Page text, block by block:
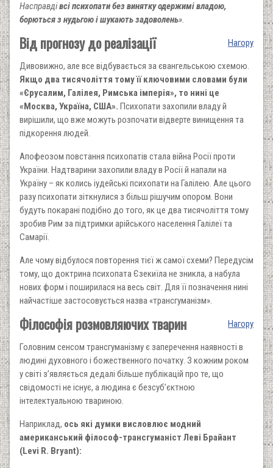
Насправдівсіпсихопати без винятку одержимі владою,
борються з нудьгою і шукають задоволень».
Нагору
Від прогнозу до реалізації
Дивовижно, але все відбувається за євангельською схемою.
Якщо два тисячоліття тому її ключовими словами були
«Єрусалим, Галілея, Римська імперія», то нині це
«Москва, Україна, США». Психопати захопили владу й
вирішили, що вже можуть розпочати відверте винищення та
підкорення людей.
Апофеозом повстання психопатів стала війна Росії проти
України. Надтварини захопили владу в Росії й напали на
Україну – як колись іудейські психопати на Галілею. Але цього
разу психопати зіткнулися з більш рішучим опором. Вони
будуть покарані подібно до того, як це два тисячоліття тому
зробив Рим за підтримки арійського населення Галілеї та
Самарії.
Але чому відбулося повторення тієї ж самої схеми? Передусім
тому, що доктрина психопата Єзекиїла не зникла, а набула
нових форм і поширилася на весь світ. Для її позначення нині
найчастіше застосовується назва «трансгуманізм».
Нагору
Філософія розмовляючих тварин
Головним сенсом трансгуманізму є заперечення наявності в
людині духовного і божественного початку. З кожним роком
у світі з’являється дедалі більше публікацій про те, що
свідомості не існує, а людина є безсуб’єктною
інтелектуальною твариною.
Наприклад, ось які думки висловлює модний
американський філософ-трансгуманіст Леві Брайант
(Levi R. Bryant):